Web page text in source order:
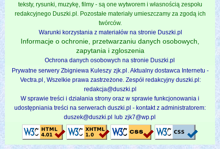
teksty, rysunki, muzykę, filmy - są one wytworem i własnością zespołu
redakcyjnego Duszki.pl. Pozostałe materiały umieszczamy za zgodą ich
twórców.
Warunki korzystania z materiałów na stronie Duszki.pl
Informacje o ochronie, przetwarzaniu danych osobowych,
zapytania i zgloszenia
Ochrona danych osobowych na stronie Duszki.pl
Prywatne serwery Zbigniewa Kuleszy zjk.pl . Aktualny dostawca Internetu -
Vectra.pl , Wszelkie prawa zastrzeżone. Zespół redakcyjny duszki.pl:
redakcja@duszki.pl
W sprawie treści i działania strony oraz w sprawie funkcjonowania i
udostępniania treści na serwerach duszki.pl - kontakt z administratorem:
duszek@duszki.pl lub zjk7@wp.pl